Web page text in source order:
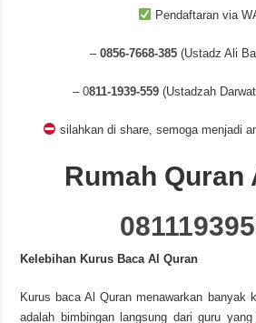
Pendaftaran via
– 0856-7668-385(Ustadz Ali
–0811-1939-559 (Ustadzah
silahkan di share, semoga menjadi
Rumah Quran
Kelebihan Kurus Baca Al Quran
Kurus baca Al Quran menawarkan banyak
adalah bimbingan langsung dari guru